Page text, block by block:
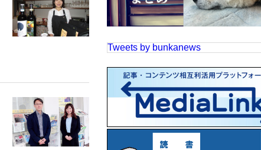
Tweets by bunkanews